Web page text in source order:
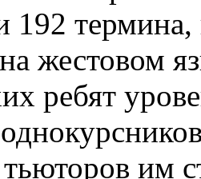
192
жестовом
ребят
им